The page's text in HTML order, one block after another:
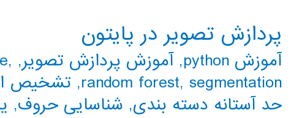
پردازش تصویر در پایتون
آموزش python ,آموزش پردازش تصویر,
,
random forest, segmentation
, تشخیص
حد آستانه دسته بندی, شناسایی حروف,